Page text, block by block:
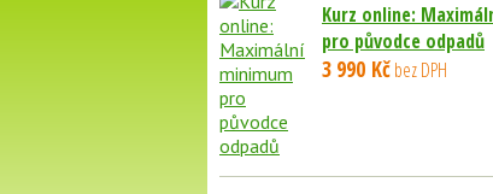
Kurz online:
pro původce odpadů
3 990 Kčbez DPH